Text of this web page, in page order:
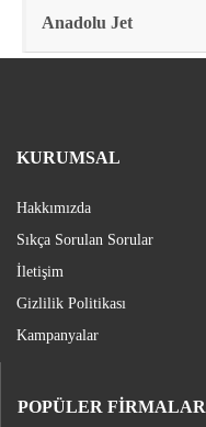
Anadolu Jet
KURUMSAL
Hakkımızda
Sıkça Sorulan Sorular
İletişim
Gizlilik Politikası
Kampanyalar
POPÜLER FİRMALAR